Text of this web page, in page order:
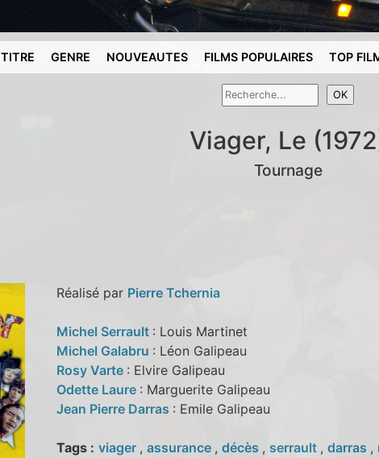
TITRE GENRE NOUVEAUTES FILMS POPULAIRES TOP
Viager, Le
Tournage
Réalisé par Pierre Tchernia
Michel Serrault : Louis Martinet
Michel Galabru : Léon Galipeau
Rosy Varte : Elvire Galipeau
Odette Laure : Marguerite Galipeau
Jean Pierre Darras : Emile Galipeau
Tags : viager , assurance , décès , serrault , darras ,